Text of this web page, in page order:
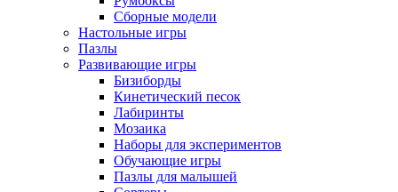
Сборные модели
Настольные игры
Пазлы
Развивающие игры
Бизиборды
Кинетический песок
Лабиринты
Мозаика
Наборы для экспериментов
Обучающие игры
Пазлы для малышей